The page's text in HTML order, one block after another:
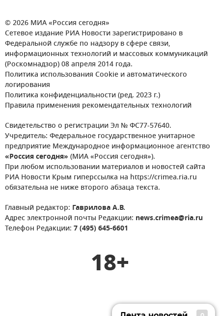
© 2026 МИА «Россия сегодня»
Сетевое издание РИА Новости зарегистрировано в
Федеральной службе по надзору в сфере связи,
информационных технологий и массовых коммуникаций
(Роскомнадзор) 08 апреля 2014 года.
Политика использования Cookie и автоматического
логирования
Политика конфиденциальности (ред. 2023 г.)
Правила применения рекомендательных технологий
Свидетельство о регистрации Эл № ФС77-57640.
Учредитель: Федеральное государственное унитарное
предприятие Международное информационное агентство
«Россия сегодня» (МИА «Россия сегодня»).
При любом использовании материалов и новостей сайта
РИА Новости Крым гиперссылка на https://crimea.ria.ru
обязательна не ниже второго абзаца текста.
Главный редактор: Гаврилова А.В.
Адрес электронной почты Редакции: news.crimea@ria.ru
Телефон Редакции: 7 (495) 645-6601
18+